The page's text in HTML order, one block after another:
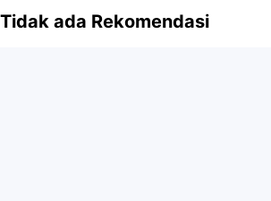
Tidak ada Rekomendasi